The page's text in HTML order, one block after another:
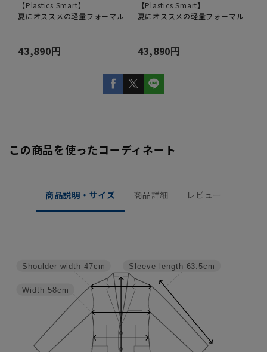
【Plastics Smart】
夏にオススメの軽量フォーマル
43,890円
【Plastics Smart】
夏にオススメの軽量フォーマル
43,890円
この商品を使ったコーディネート
商品説明・サイズ 商品詳細 レビュー
Sleeve length 63.5cm
Width 58cm
Shoulder width 47cm